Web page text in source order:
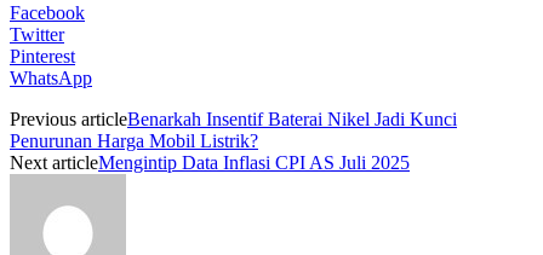
Facebook
Twitter
Pinterest
WhatsApp
Previous articleBenarkah Insentif Baterai Nikel Jadi Kunci
Penurunan Harga Mobil Listrik?
Next articleMengintip Data Inflasi CPI AS Juli 2025